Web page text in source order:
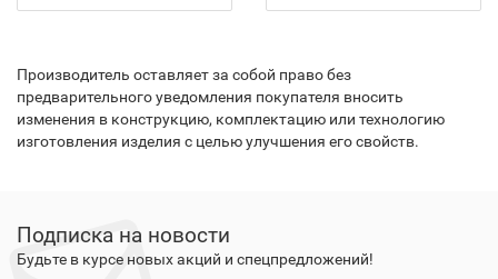
Производитель оставляет за собой право без
предварительного уведомления покупателя вносить
изменения в конструкцию, комплектацию или технологию
изготовления изделия с целью улучшения его свойств.
Подписка на новости
Будьте в курсе новых акций и спецпредложений!